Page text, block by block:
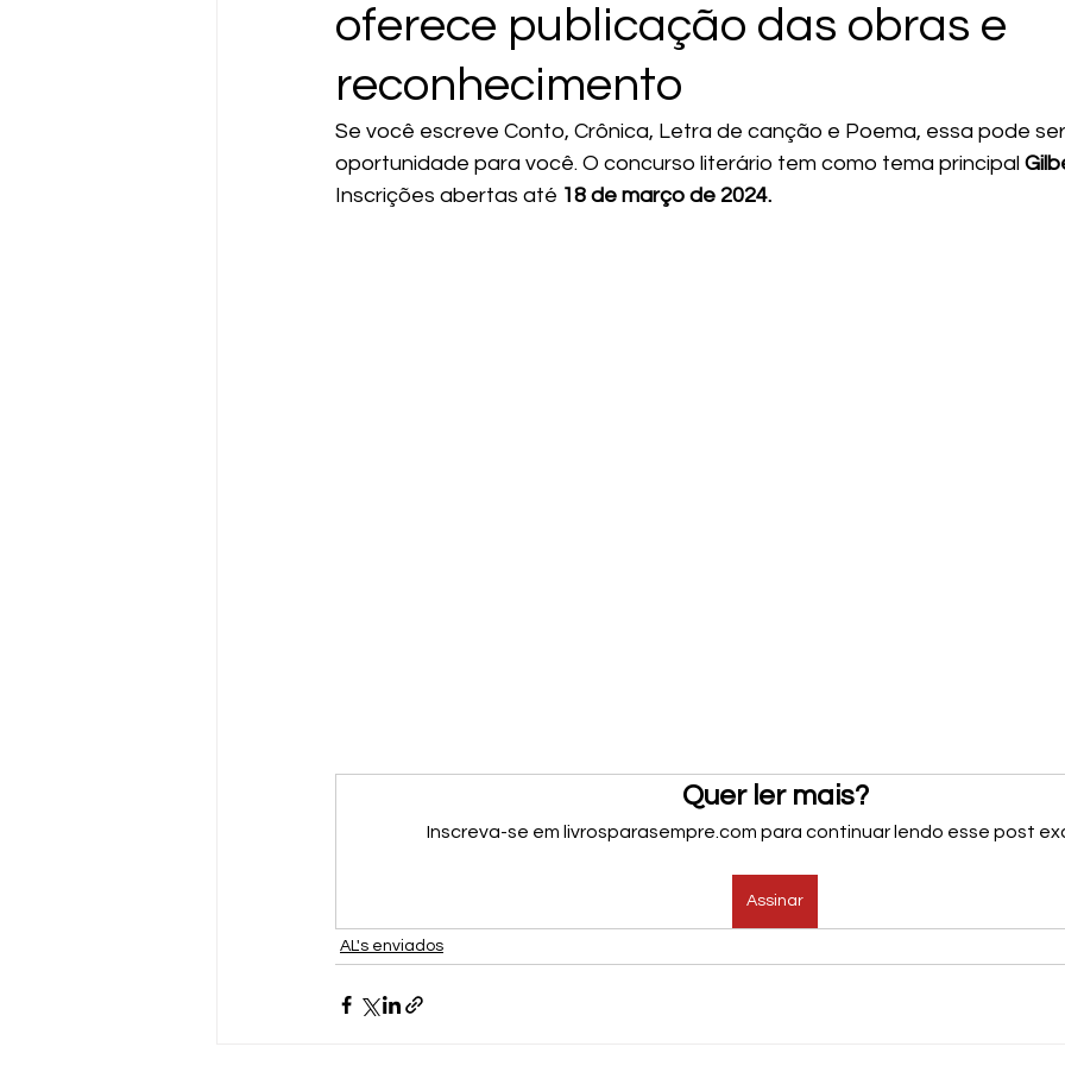
oferece publicação das obras e
reconhecimento
Se você escreve Conto, Crônica, Letra de canção e Poema, essa pode
oportunidade para você. O concurso literário tem como tema principal
Inscrições abertas até 18 de março de 2024.
Quer ler mais?
Inscreva-se em livrosparasempre.com para continuar lendo esse post
Assinar
AL's enviados